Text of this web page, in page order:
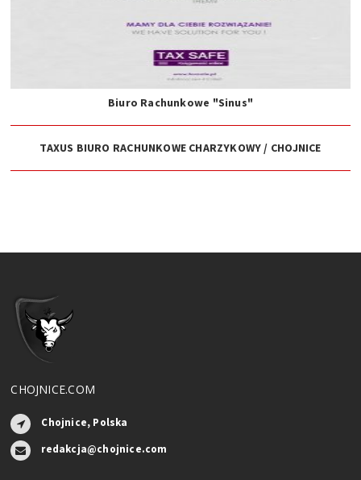
Biuro Rachunkowe "Sinus"
TAXUS BIURO RACHUNKOWE CHARZYKOWY / CHOJNICE
CHOJNICE.COM
Chojnice, Polska
redakcja@chojnice.com